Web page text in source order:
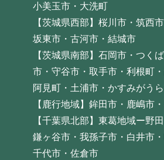
小美玉市・大洗町
【茨城県西部】桜川市・筑西
坂東市・古河市・結城市
【茨城県南部】石岡市・つく
市・守谷市・取手市・利根町
阿見町・土浦市・かすみがう
【鹿行地域】鉾田市・鹿嶋市
【千葉県北部】東葛地域ー野
鎌ヶ谷市・我孫子市・白井市
千代市・佐倉市